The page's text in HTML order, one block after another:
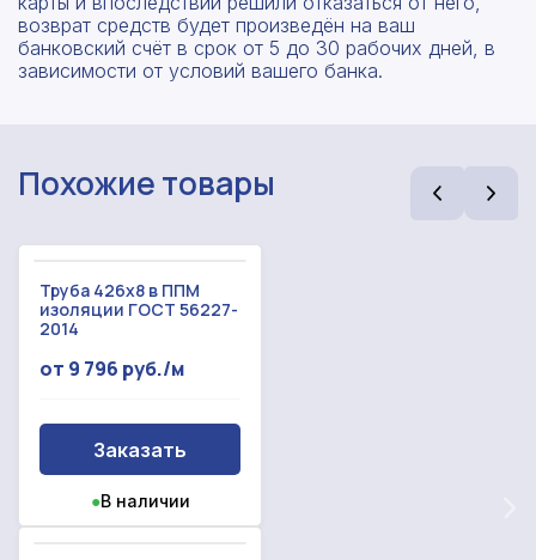
возврат средств будет произведён на ваш
банковский счёт в срок от 5 до 30 рабочих дней, в
зависимости от условий вашего банка.
Похожие товары
Труба 426х8 в ППМ
изоляции ГОСТ 56227-
2014
от 9 796 руб./м
Заказать
●В наличии
Рассчитать смету
Заполните форму ниже, чтобы получить
Оставьте номер
телефона
Мы свяжемся с вами в ближайшее время!
Предоставим бесплатную консультацию по
нашим товарам и актуальным ценам на
Форма отправлена,
спасибо!
Форма не отправлена!